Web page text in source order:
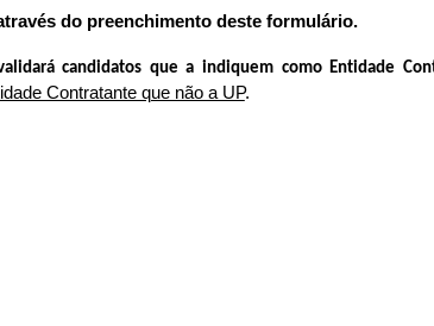
do preenchimento deste formulário.
candidatos que a indiquem como Entidade
Contratante que não a UP.